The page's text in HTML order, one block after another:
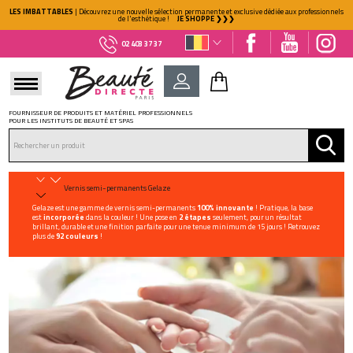
LES IMBATTABLES | Découvrez une nouvelle sélection permanente et exclusive dédiée aux professionnels
de l'esthétique ! JE SHOPPE ❯❯❯
02 403 37 37
NOUVEAU CLIENT ?
Créez votre compte
FOURNISSEUR DE PRODUITS ET MATÉRIEL PROFESSIONNELS
POUR LES INSTITUTS DE BEAUTÉ ET SPAS
Vernis semi-permanents Gelaze
Gelaze est une gamme de vernis semi-permanents 100% innovante ! Pratique, la base
estincorporée dans la couleur ! Une pose en 2 étapes seulement, pour un résultat
brillant, durable et une finition parfaite pour une tenue minimum de 15 jours ! Retrouvez
plus de92 couleurs !